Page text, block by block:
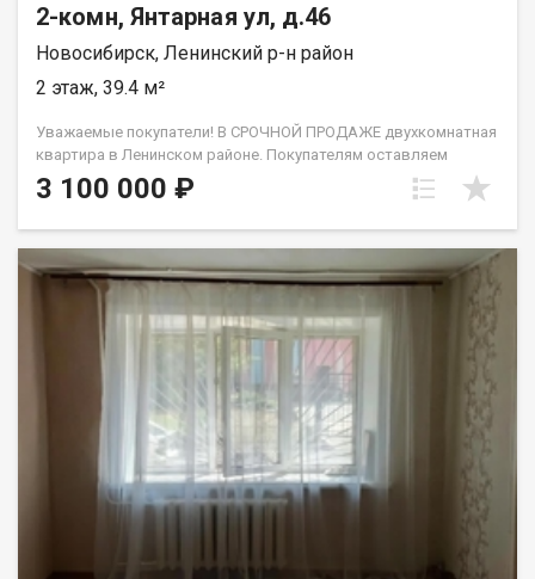
2-комн, Янтарная ул, д.46
Новосибирск, Ленинский р-н район
2 этаж, 39.4 м²
Уважаемые покупатели! В СРОЧНОЙ ПРОДАЖЕ двухкомнатная
квартира в Ленинском районе. Покупателям оставляем
кухонный гарнитур, прихожую, шкаф для одежды. Ключевым
преимуществом является развитая инфраструктура района в
доступности расположены Школа №67, Вторая
Новосибирская гимназия и три детских сада, что делает
локацию идеальной для семей с детьми. Повседневные
потребности легко удовлетворить благодаря близости
Ленинского рынка, множества магазинов и пунктов выдачи
заказов. Остановка общественного транспорта находится
рядом с домом, обеспечивая быструю логистику по городу.
На пл. Маркса можно оказаться всего за 5-10 минут на
автомобиле или общественном транспорте. Квартира без
обременений. Быстрый выход на сделку, ключи в день
подписания договора! Приглашаем на просмотр! Код
пользователя: 220466 Номер в базе: 13348996
3 100 000 ₽